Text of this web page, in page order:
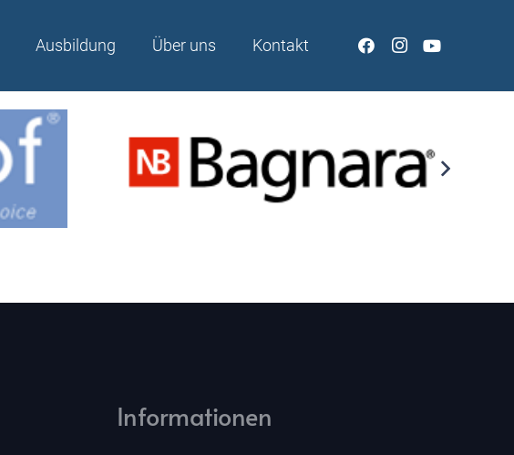
Ausbildung Über uns Kontakt
Informationen